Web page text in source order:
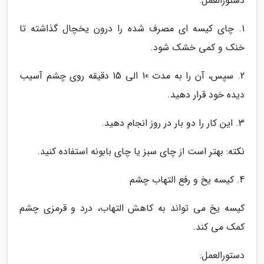
1. چای کیسه ای مصرف شده را درون یخچال گذاشته تا
خنک و کمی خشک شود.
2. سپس، آن را به مدت 10 الی 15 دقیقه روی چشم آسیب
دیده خود قرار دهید.
3. این کار را دو بار در روز انجام دهید.
نکته: بهتر است از چای سبز یا چای بابونه استفاده کنید.
4. کیسه یخ و رفع التهاب چشم
کیسه یخ می تواند به کاهش التهاب، درد و قرمزی چشم
کمک می کند.
دستورالعمل: